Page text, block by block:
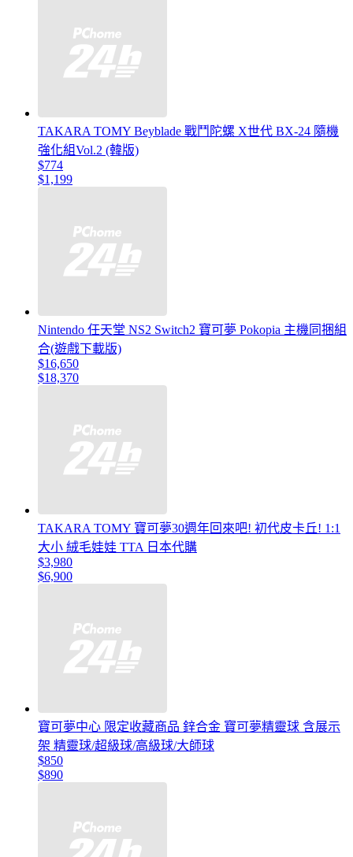
TAKARA TOMY Beyblade 戰鬥陀螺 X世代 BX-24 隨機
強化組Vol.2 (韓版)
$774
$1,199
Nintendo 任天堂 NS2 Switch2 寶可夢 Pokopia 主機同捆組
合(遊戲下載版)
$16,650
$18,370
TAKARA TOMY 寶可夢30週年回來吧! 初代皮卡丘! 1:1
大小 絨毛娃娃 TTA 日本代購
$3,980
$6,900
寶可夢中心 限定收藏商品 鋅合金 寶可夢精靈球 含展示
架 精靈球/超級球/高級球/大師球
$850
$890